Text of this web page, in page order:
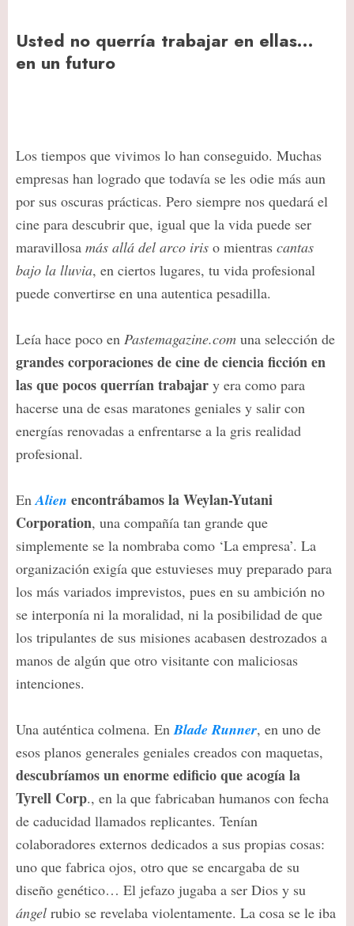
Usted no querría trabajar en ellas…
en un futuro
Los tiempos que vivimos lo han conseguido. Muchas
empresas han logrado que todavía se les odie más aun
por sus oscuras prácticas. Pero siempre nos quedará el
cine para descubrir que, igual que la vida puede ser
maravillosa más allá del arco iris o mientras cantas
bajo la lluvia, en ciertos lugares, tu vida profesional
puede convertirse en una autentica pesadilla.
Leía hace poco en Pastemagazine.com una selección de
grandes corporaciones de cine de ciencia ficción en
las que pocos querrían trabajar y era como para
hacerse una de esas maratones geniales y salir con
energías renovadas a enfrentarse a la gris realidad
profesional.
EnAlien encontrábamos la Weylan-Yutani
Corporation, una compañía tan grande que
simplemente se la nombraba como ‘La empresa’. La
organización exigía que estuvieses muy preparado para
los más variados imprevistos, pues en su ambición no
se interponía ni la moralidad, ni la posibilidad de que
los tripulantes de sus misiones acabasen destrozados a
manos de algún que otro visitante con maliciosas
intenciones.
Una auténtica colmena. EnBlade Runner, en uno de
esos planos generales geniales creados con maquetas,
descubríamos un enorme edificio que acogía la
Tyrell Corp., en la que fabricaban humanos con fecha
de caducidad llamados replicantes. Tenían
colaboradores externos dedicados a sus propias cosas:
uno que fabrica ojos, otro que se encargaba de su
diseño genético… El jefazo jugaba a ser Dios y su
ángel rubio se revelaba violentamente. La cosa se le iba